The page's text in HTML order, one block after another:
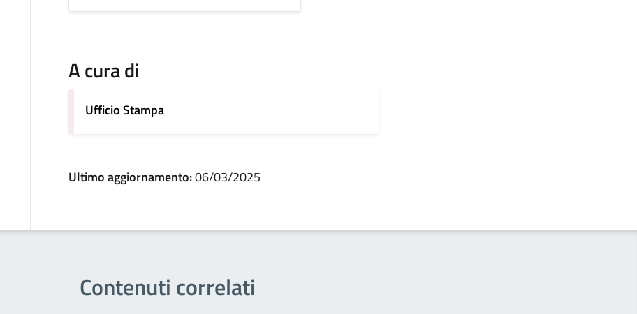
A cura di
Ufficio Stampa
Ultimo aggiornamento:06/03/2025
Contenuti correlati